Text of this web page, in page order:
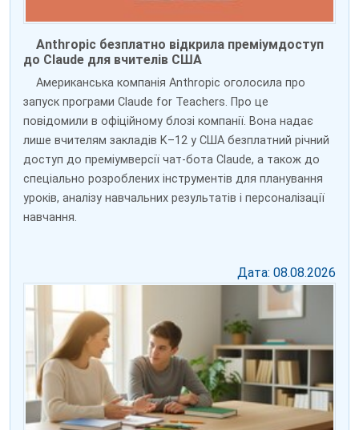
Anthropic безплатно відкрила преміумдоступ
до Claude для вчителів США
Американська компанія Anthropic оголосила про
запуск програми Claude for Teachers. Про це
повідомили в офіційному блозі компанії. Вона надає
лише вчителям закладів K–12 у США безплатний річний
доступ до преміумверсії чат-бота Claude, а також до
спеціально розроблених інструментів для планування
уроків, аналізу навчальних результатів і персоналізації
навчання.
Дата: 08.08.2026